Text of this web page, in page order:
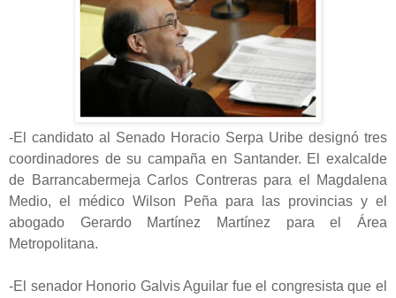
-El candidato al Senado Horacio Serpa Uribe designó tres
coordinadores de su campaña en Santander. El exalcalde
de Barrancabermeja Carlos Contreras para el Magdalena
Medio, el médico Wilson Peña para las provincias y el
abogado Gerardo Martínez Martínez para el Área
Metropolitana.
-El senador Honorio Galvis Aguilar fue el congresista que el